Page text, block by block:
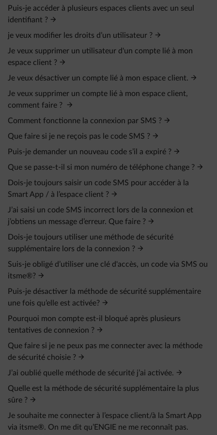
Puis-je accéder à plusieurs espaces clients avec un seul
identifiant ?
je veux modifier les droits d’un utilisateur ?
Je veux supprimer un utilisateur d'un compte lié à mon
espace client ?
Je veux désactiver un compte lié à mon espace client.
Je veux supprimer un compte lié à mon espace client,
comment faire ?
Comment fonctionne la connexion par SMS ?
Que faire si je ne reçois pas le code SMS ?
Puis-je demander un nouveau code s’il a expiré ?
Que se passe-t-il si mon numéro de téléphone change ?
Dois-je toujours saisir un code SMS pour accéder à la
Smart App / à l’espace client ?
J’ai saisi un code SMS incorrect lors de la connexion et
j’obtiens un message d’erreur. Que faire ?
Dois-je toujours utiliser une méthode de sécurité
supplémentaire lors de la connexion ?
Suis-je obligé d’utiliser une clé d'accès, un code via SMS ou
itsme®?
Puis-je désactiver la méthode de sécurité supplémentaire
une fois qu’elle est activée?
Pourquoi mon compte est-il bloqué après plusieurs
tentatives de connexion ?
Que faire si je ne peux pas me connecter avec la méthode
de sécurité choisie ?
J’ai oublié quelle méthode de sécurité j’ai activée.
Quelle est la méthode de sécurité supplémentaire la plus
sûre ?
Je souhaite me connecter à l’espace client/à la Smart App
via itsme®. On me dit qu’ENGIE ne me reconnaît pas.